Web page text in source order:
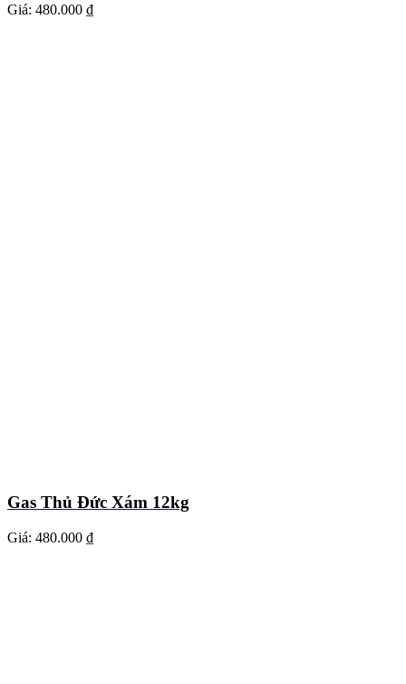
Giá: 480.000 ₫
Gas Thủ Đức Xám 12kg
Giá: 480.000 ₫